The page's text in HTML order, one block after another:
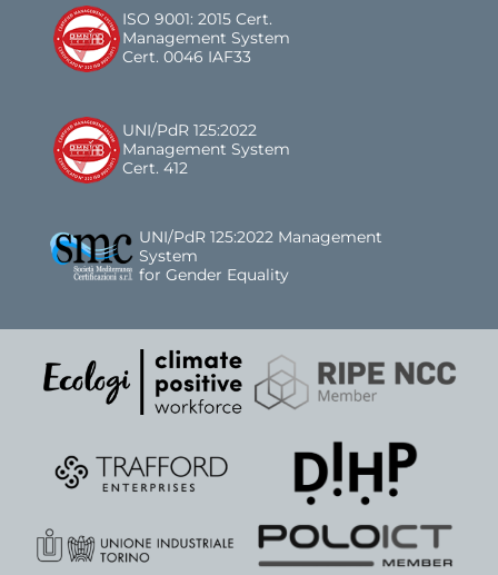
ISO 9001: 2015 Cert.
Management System
Cert. 0046 IAF33
UNI/PdR 125:2022
Management System
Cert. 412
UNI/PdR 125:2022 Management
System
for Gender Equality